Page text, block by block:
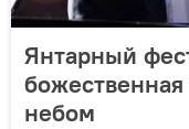
Янтарный
небом